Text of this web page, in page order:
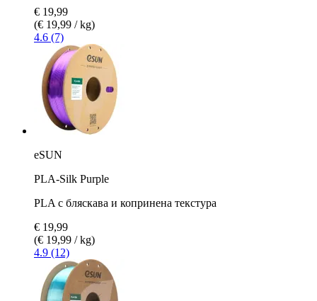
€ 19,99
(€ 19,99 / kg)
4.6 (7)
eSUN
PLA-Silk Purple
PLA с бляскава и копринена текстура
€ 19,99
(€ 19,99 / kg)
4.9 (12)